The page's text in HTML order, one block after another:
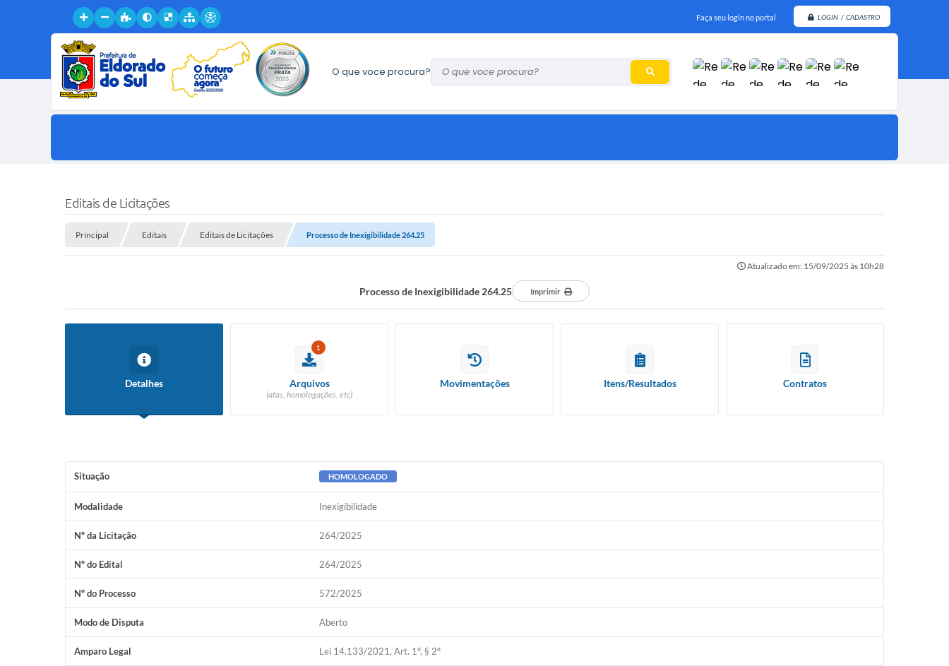
Faça seu login no portal LOGIN / CADASTRO
O que voce procura?
Editais de Licitações
Principal Editais Editais de Licitações Processo de Inexigibilidade 264.25
Atualizado em: 15/09/2025 às 10h28
Processo de Inexigibilidade 264.25 Imprimir
Detalhes
1
Arquivos
(atas, homologações, etc)
Movimentações Itens/Resultados Contratos
Situação HOMOLOGADO
Modalidade Inexigibilidade
Nº da Licitação 264/2025
Nº do Edital 264/2025
Nº do Processo 572/2025
Modo de Disputa Aberto
Amparo Legal Lei 14.133/2021, Art. 1º, § 2º